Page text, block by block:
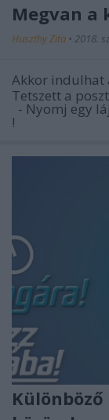
Megvan a
Huszthy Zita • 2018.
Akkor indulhat
Tetszett a
- Nyomj egy
!